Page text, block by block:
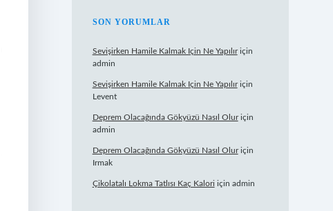
SON YORUMLAR
Sevişirken Hamile Kalmak Için Ne Yapılıriçin
admin
Sevişirken Hamile Kalmak Için Ne Yapılıriçin
Levent
Deprem Olacağında Gökyüzü Nasıl Oluriçin
admin
Deprem Olacağında Gökyüzü Nasıl Oluriçin
Irmak
Çikolatalı Lokma Tatlısı Kaç Kalori için admin